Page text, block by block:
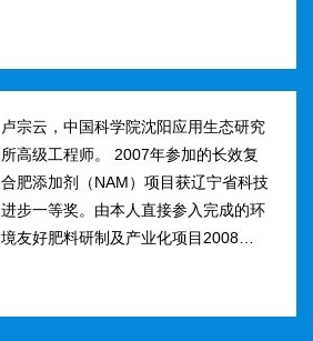
家“十二五&rdqu...
卢宗云，中国科学院沈阳应用生态研究
所高级工程师。 2007年参加的长效复
合肥添加剂（NAM）项目获辽宁省科技
进步一等奖。由本人直接参入完成的环
境友好肥料研制及产业化项目2008年获
市有突出贡献中青年专...